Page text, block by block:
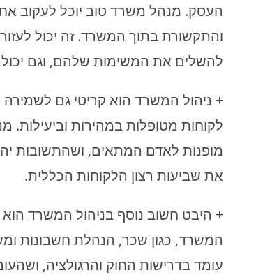
העסק. מנהל משרד טוב יוכל לעקוב
והתקשורת בתוך המשרד. זה יכול
להשלים את המשימות שלהם, וגם יכול
+ ניהול המשרד הוא קריטי גם לשמירה
לקוחות מטופלות במהירות וביעילות.
מופנות לאדם המתאים, ושהתשובות
את שביעות רצון הלקוחות הכללית.
+ היבט חשוב נוסף בניהול המשרד הוא
המשרד, כגון שכר, הנהלת חשבונות
עומד בדרישות החוק והרגולציה,